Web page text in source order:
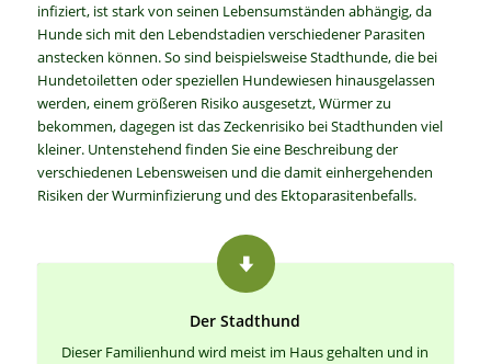
infiziert, ist stark von seinen Lebensumständen abhängig, da
Hunde sich mit den Lebendstadien verschiedener Parasiten
anstecken können. So sind beispielsweise Stadthunde, die bei
Hundetoiletten oder speziellen Hundewiesen hinausgelassen
werden, einem größeren Risiko ausgesetzt, Würmer zu
bekommen, dagegen ist das Zeckenrisiko bei Stadthunden viel
kleiner. Untenstehend finden Sie eine Beschreibung der
verschiedenen Lebensweisen und die damit einhergehenden
Risiken der Wurminfizierung und des Ektoparasitenbefalls.
Der Stadthund
Dieser Familienhund wird meist im Haus gehalten und in